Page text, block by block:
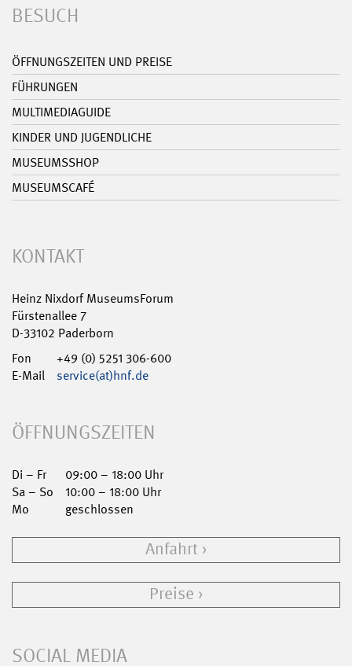
BESUCH
ÖFFNUNGSZEITEN UND PREISE
FÜHRUNGEN
MULTIMEDIAGUIDE
KINDER UND JUGENDLICHE
MUSEUMSSHOP
MUSEUMSCAFÉ
KONTAKT
Heinz Nixdorf MuseumsForum
Fürstenallee 7
D-33102 Paderborn
Fon
+49 (0) 5251 306-600
E-Mail
service(at)hnf.de
ÖFFNUNGSZEITEN
Di – Fr
09:00 – 18:00 Uhr
Sa – So
10:00 – 18:00 Uhr
Mo
geschlossen
Anfahrt
Preise
SOCIAL MEDIA